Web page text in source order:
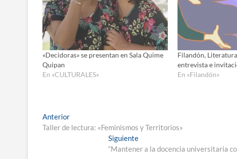
«Decidoras» se presentan en Sala Quime
Quipan
En «CULTURALES»
Filandón,
entrevista e
En «Filandón»
Navegación
de
AnteriorEntrada
anterior:
Taller de lectura: «Feminismos y Territorios»
SiguienteEntrada
siguiente:
“Mantener a la docencia universitaria